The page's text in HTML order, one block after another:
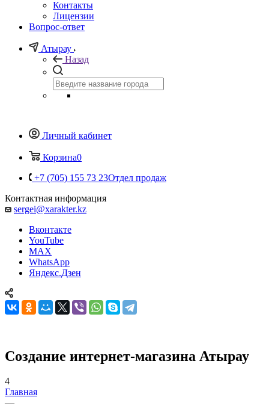
Контакты
Лицензии
Вопрос-ответ
Атырау
Назад
Личный кабинет
Корзина0
+7 (705) 155 73 23Отдел продаж
Контактная информация
sergei@xarakter.kz
Вконтакте
YouTube
MAX
WhatsApp
Яндекс.Дзен
Создание интернет-магазина Атырау
4
Главная
—